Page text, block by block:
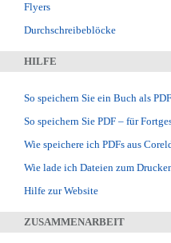
Flyers
Durchschreibeblöcke
HILFE
So speichern Sie ein Buch als
So speichern Sie PDF – für
Wie speichere ich PDFs aus
Wie lade ich Dateien zum
Hilfe zur Website
ZUSAMMENARBEIT